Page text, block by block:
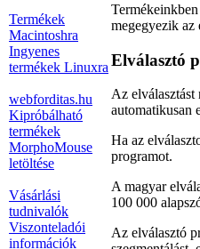
Termékek
Macintoshra
Ingyenes
termékek Linuxra
webforditas.hu
Kipróbálható
termékek
MorphoMouse
letöltése
Vásárlási
tudnivalók
Viszonteladói
információk
megegyezik az
Elválasztó
Az elválasztást
automatikusan
Ha az
programot.
A magyar
100 000
Az elválasztó